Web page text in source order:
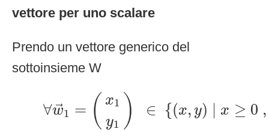
vettore per uno scalare
Prendo un vettore generico del
sottoinsieme W
∀ →
w1 = ( x1
y1 ) ∈ {(x, y) x ≥ 0 ,
→1 x